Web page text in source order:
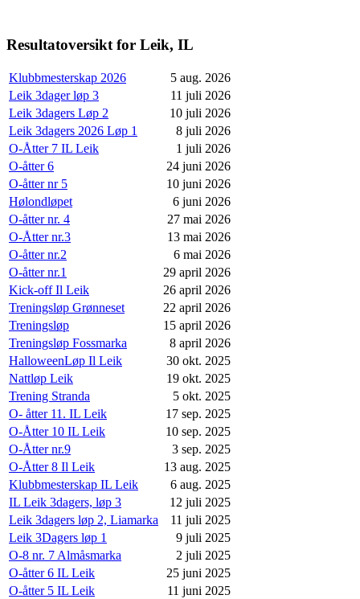
Resultatoversikt for Leik, IL
Klubbmesterskap 2026
5 aug. 2026
Leik 3dager løp 3
11 juli 2026
Leik 3dagers Løp 2
10 juli 2026
Leik 3dagers 2026 Løp 1
8 juli 2026
O-Åtter 7 IL Leik
1 juli 2026
O-åtter 6
24 juni 2026
O-åtter nr 5
10 juni 2026
Hølondløpet
6 juni 2026
O-åtter nr. 4
27 mai 2026
O-Åtter nr.3
13 mai 2026
O-åtter nr.2
6 mai 2026
O-åtter nr.1
29 april 2026
Kick-off Il Leik
26 april 2026
Treningsløp Grønneset
22 april 2026
Treningsløp
15 april 2026
Treningsløp Fossmarka
8 april 2026
HalloweenLøp Il Leik
30 okt. 2025
Nattløp Leik
19 okt. 2025
Trening Stranda
5 okt. 2025
O- åtter 11. IL Leik
17 sep. 2025
O-Åtter 10 IL Leik
10 sep. 2025
O-Åtter nr.9
3 sep. 2025
O-Åtter 8 Il Leik
13 aug. 2025
Klubbmesterskap IL Leik
6 aug. 2025
IL Leik 3dagers, løp 3
12 juli 2025
Leik 3dagers løp 2, Liamarka
11 juli 2025
Leik 3Dagers løp 1
9 juli 2025
O-8 nr. 7 Almåsmarka
2 juli 2025
O-åtter 6 IL Leik
25 juni 2025
O-åtter 5 IL Leik
11 juni 2025